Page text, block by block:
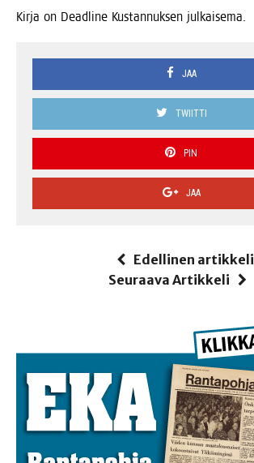
Kir­ja on Dead­li­ne Kus­tan­nuk­sen julkaisema.
JAA
TWIITTI
PIN
JAA
Edellinen artikkeli
Seuraava Artikkeli